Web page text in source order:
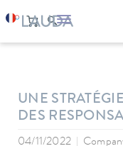
UNE
DES
04/11/2022